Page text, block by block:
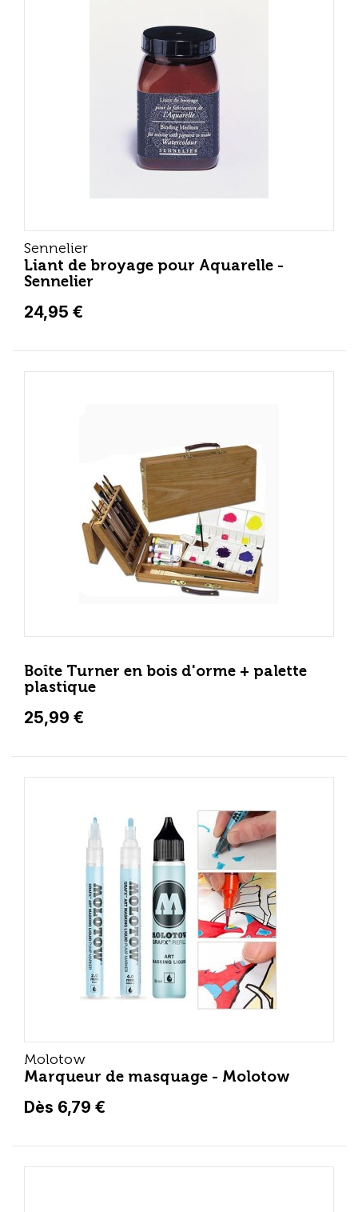
Sennelier
Liant de broyage pour Aquarelle -
Sennelier
24,95 €
Boîte Turner en bois d'orme + palette
plastique
25,99 €
Molotow
Marqueur de masquage - Molotow
Dès 6,79 €